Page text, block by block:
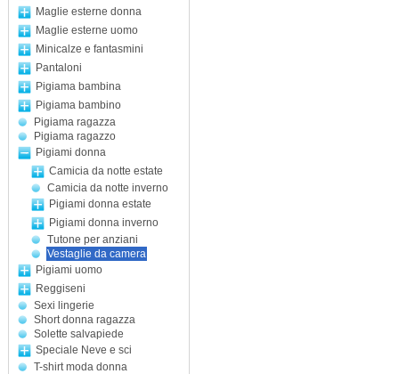
Maglie esterne donna
Maglie esterne uomo
Minicalze e fantasmini
Pantaloni
Pigiama bambina
Pigiama bambino
Pigiama ragazza
Pigiama ragazzo
Pigiami donna
Camicia da notte estate
Camicia da notte inverno
Pigiami donna estate
Pigiami donna inverno
Tutone per anziani
Vestaglie da camera
Pigiami uomo
Reggiseni
Sexi lingerie
Short donna ragazza
Solette salvapiede
Speciale Neve e sci
T-shirt moda donna